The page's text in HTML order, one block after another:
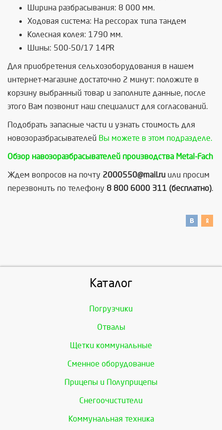
Ширина разбрасывания: 8 000 мм.
Ходовая система: На рессорах типа тандем
Колесная колея: 1790 мм.
Шины: 500-50/17 14PR
Для приобретения сельхозоборудования в нашем
интернет-магазине достаточно 2 минут: положите в
корзину выбранный товар и заполните данные, после
этого Вам позвонит наш специалист для согласований.
Подобрать запасные части и узнать стоимость для
новозоразбрасывателей Вы можете в этом подразделе.
Обзор навозоразбрасывателей производства Metal-Fach
Ждем вопросов на почту 2000550@mail.ru или просим
перезвонить по телефону 8 800 6000 311 (бесплатно).
Каталог
Погрузчики
Отвалы
Щетки коммунальные
Сменное оборудование
Прицепы и Полуприцепы
Снегоочистители
Коммунальная техника